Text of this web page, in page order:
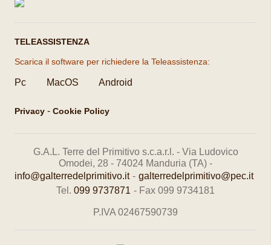
TELEASSISTENZA
Scarica il software per richiedere la Teleassistenza:
Pc MacOS Android
Privacy - Cookie Policy
G.A.L. Terre del Primitivo s.c.a.r.l. - Via Ludovico
Omodei, 28 - 74024 Manduria (TA) -
info@galterredelprimitivo.it - galterredelprimitivo@pec.it
Tel. 099 9737871 - Fax 099 9734181
P.IVA 02467590739